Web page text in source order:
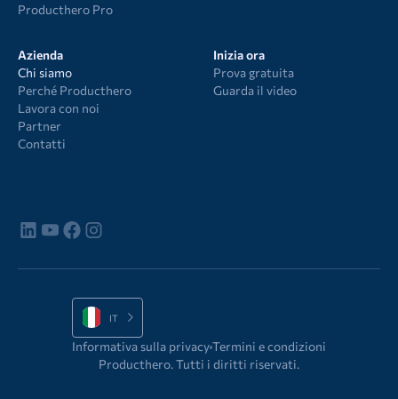
Producthero Pro
Azienda
Chi siamo
Perché Producthero
Lavora con noi
Partner
Contatti
Inizia ora
Prova gratuita
Guarda il video
IT
Informativa sulla privacy Termini e condizioni
Producthero. Tutti i diritti riservati.